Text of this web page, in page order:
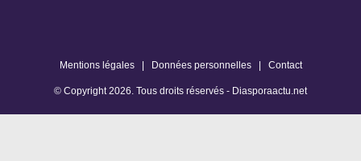
Mentions légales| Données personnelles| Contact
© Copyright2026. Tous droits réservés - Diasporaactu.net